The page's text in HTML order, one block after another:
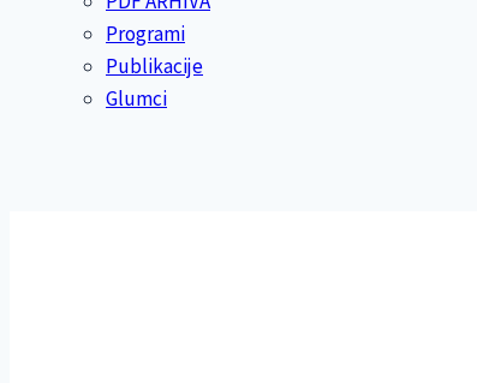
Programi
Publikacije
Glumci